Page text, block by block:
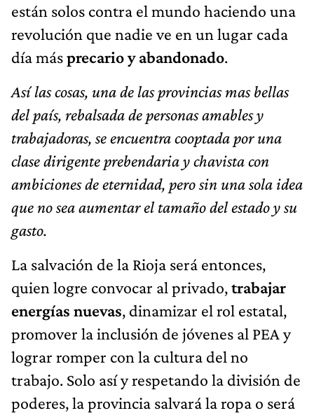
están solos contra el mundo haciendo una
revolución que nadie ve en un lugar cada
día másprecario y abandonado.
Así las cosas, una de las provincias mas bellas
del país, rebalsada de personas amables y
trabajadoras, se encuentra cooptada por una
clase dirigente prebendaria y chavista con
ambiciones de eternidad, pero sin una sola idea
que no sea aumentar el tamaño del estado y su
gasto.
La salvación de la Rioja será entonces,
quien logre convocar al privado,trabajar
energías nuevas, dinamizar el rol estatal,
promover la inclusión de jóvenes al PEA y
lograr romper con la cultura del no
trabajo. Solo así y respetando la división de
poderes, la provincia salvará la ropa o será